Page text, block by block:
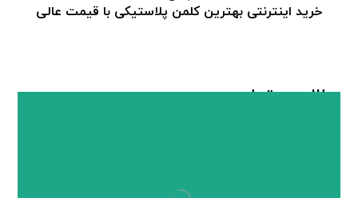
خرید اینترنتی بهترین کلمن پلاستیکی با قیمت عالی
مطالب مرتبط ...